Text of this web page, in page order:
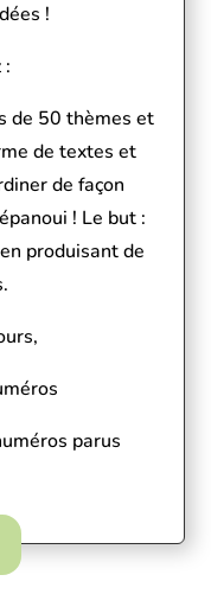
!
:
de 50 thèmes et
de textes et
de façon
! Le but :
produisant de
parus